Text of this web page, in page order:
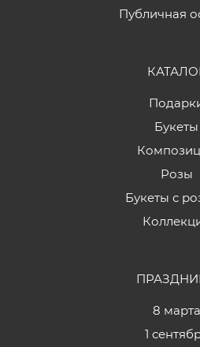
Публичная
Букеты
Розы
Букеты с
8 марта
1